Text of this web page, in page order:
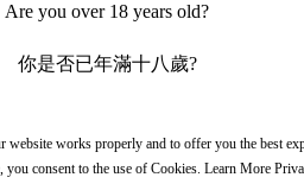
Are you over 18 years old?
你是否已年滿十八歲?
website works properly and to offer you the best
consent to the use of Cookies. Learn More